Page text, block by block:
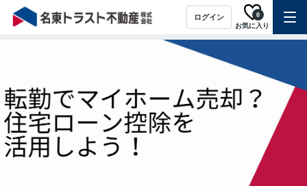
ログイン
お気に入り
0